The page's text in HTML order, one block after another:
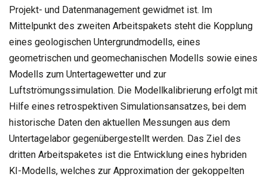
Projekt- und Datenmanagement gewidmet ist. Im
Mittelpunkt des zweiten Arbeitspakets steht die Kopplung
eines geologischen Untergrundmodells, eines
geometrischen und geomechanischen Modells sowie eines
Modells zum Untertagewetter und zur
Luftströmungssimulation. Die Modellkalibrierung erfolgt mit
Hilfe eines retrospektiven Simulationsansatzes, bei dem
historische Daten den aktuellen Messungen aus dem
Untertagelabor gegenübergestellt werden. Das Ziel des
dritten Arbeitspaketes ist die Entwicklung eines hybriden
KI-Modells, welches zur Approximation der gekoppelten